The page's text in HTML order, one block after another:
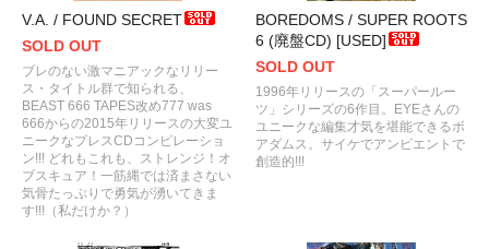
V.A. / FOUND SECRET
SOLD OUT
ブレのない激マニアックなリリー
ス・タイトル群で知られる、
BEAST 666 TAPES改め777 was
666からの2015年リリースの大変ユ
ニークなプレスCDコンピレーショ
ン!!! どれもこれも、ストレンジ！オ
ブスキュア！一筋縄では済まさない
気骨たっぷりで勇気が湧いてきま
す!!!（私だけか？）
BOREDOMS / SUPER ROOTS
6 (廃盤CD) [USED]
SOLD OUT
1996年リリースの「スーパールー
ツ」シリーズの6作目。EYEさんの
ユニークな編集才気を堪能できるボ
アダムス。サイケでアンビエントで
創造的!!!